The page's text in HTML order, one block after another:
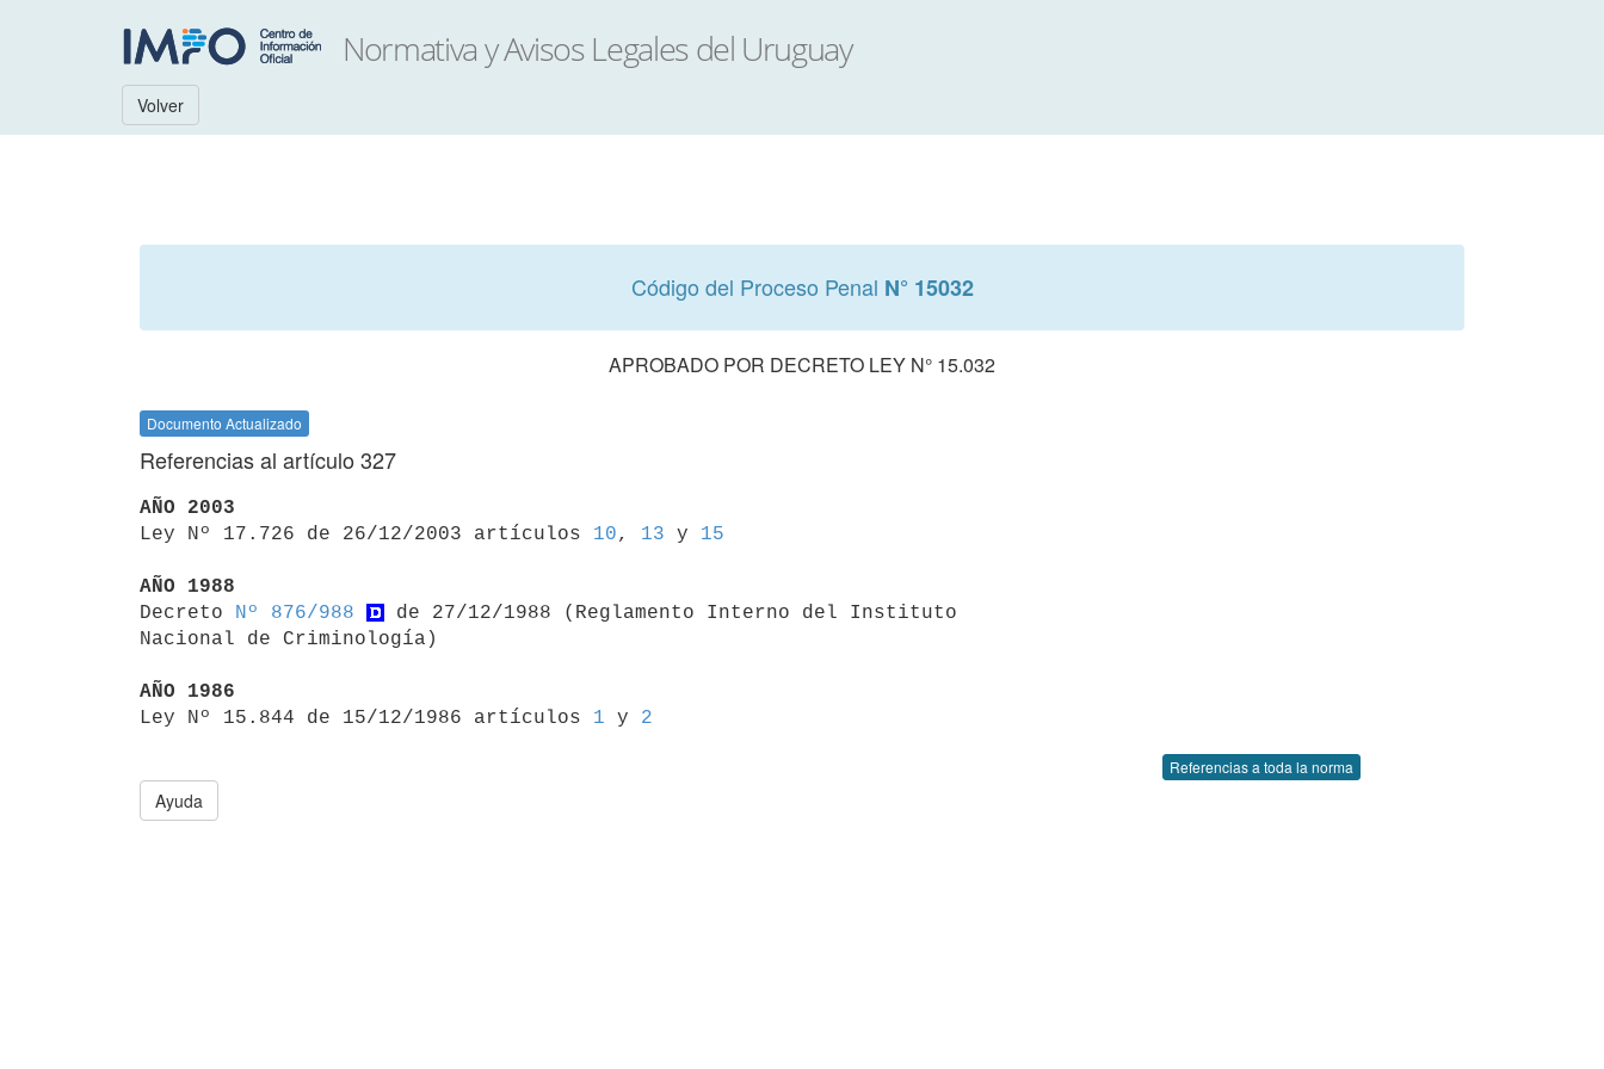
Volver
Código del Proceso Penal N° 15032
APROBADO POR DECRETO LEY N° 15.032
Documento Actualizado
Referencias al artículo 327
AÑO 2003
Ley Nº 17.726 de 26/12/2003 artículos 10, 13 y 15
AÑO 1988
Decreto
Nº 876/988
de 27/12/1988 (Reglamento Interno del Instituto
Nacional de Criminología)
AÑO 1986
Ley Nº 15.844 de 15/12/1986 artículos 1 y 2
Referencias a toda la norma
Ayuda